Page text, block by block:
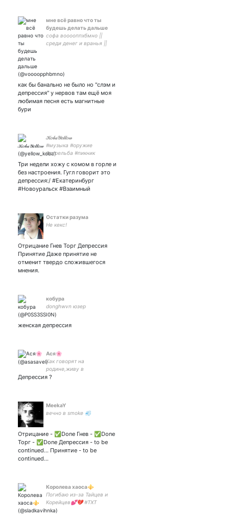
мне всё равно что ты
будешь делать дальше
софа вооооппхбмно ||
среди денег и вранья ||
как бы банально не было но "слэм и
депрессия" у нервов там ещё моя
любимая песня есть магнитные
бури
𝒦𝑜𝒷𝒶𝒴𝑒𝓁𝓁𝑜𝓌
#музыка #оружие
#стрельба #пикник
#новоуральск
Три недели хожу с комом в горле и
без настроения. Гугл говорит это
депрессия:/ #Екатеринбург
#Новоуральск #Взаимный
Остатки разума
Не кекс!
Отрицание Гнев Торг Депрессия
Принятие Даже принятие не
отменит твердо сложившегося
мнения.
кобура
donghwvn юзер
женская депрессия
Ася🌸
Как говорят на
родине,живу в
загнивающей Европе и ем
Депрессия ?
MeekaY
вечно в smoke 💨
Отрицание - ✅Done Гнев - ✅Done
Торг - ✅Done Депрессия - to be
continued… Принятие - to be
continued…
Королева хаоса⚜
Погибаю из-за Тайцев и
Корейцев💕💔 #TXT
#OnlyOneOf #Treasure #Cix